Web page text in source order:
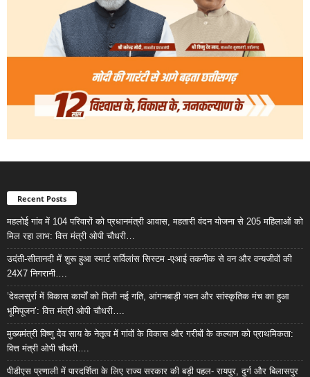
Recent Posts
महलोई गांव में 104 परिवारों को प्रधानमंत्री आवास, महतारी वंदन योजना से 205 महिलाओं को
मिल रहा लाभ: वित्त मंत्री ओपी चौधरी…
उदंती-सीतानदी में शुरू हुआ स्मार्ट सर्विलांस सिस्टम -एआई तकनीक से वन और वन्यजीवों की
24X7 निगरानी….
’देवलसुर्रा में विकास कार्यों को मिली नई गति, आंगनबाड़ी भवन और सांस्कृतिक मंच का हुआ
भूमिपूजन’: वित्त मंत्री ओपी चौधरी….
मुख्यमंत्री विष्णु देव साय के नेतृत्व में गांवों के विकास और गरीबों के कल्याण को प्राथमिकता:
वित्त मंत्री ओपी चौधरी….
पीडीएस प्रणाली में पारदर्शिता के लिए राज्य सरकार की बड़ी पहल- रायपुर, दुर्ग और बिलासपुर